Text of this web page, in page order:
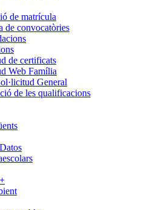
de matrícula
de convocatòries
de certificats
Web Família
General
de les qualificacions